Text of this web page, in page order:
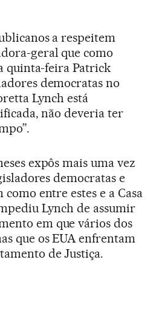
a respeitem
geral que como
quinta-feira Patrick
democratas no
Lynch está
não deveria ter
expôs mais uma vez
democratas e
entre estes e a Casa
Lynch de assumir
em que vários dos
que os EUA enfrentam
de Justiça.